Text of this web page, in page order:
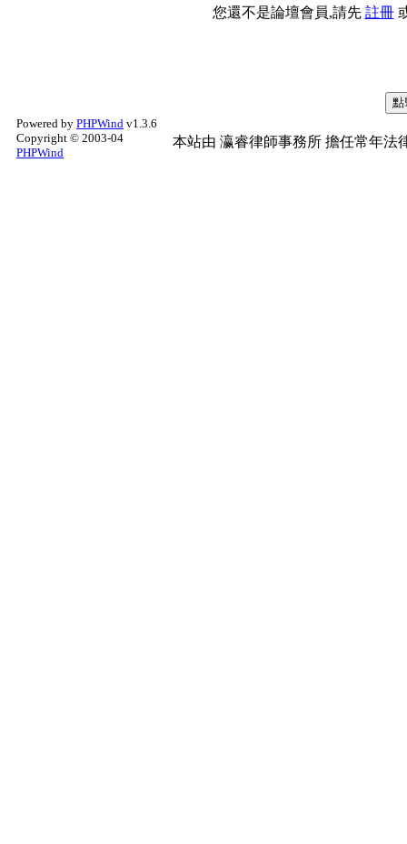
您還不是論壇會員,請先 註冊
Powered by PHPWind v1.3.6
Copyright © 2003-04
PHPWind
本站由 瀛睿律師事務所 擔任常年法